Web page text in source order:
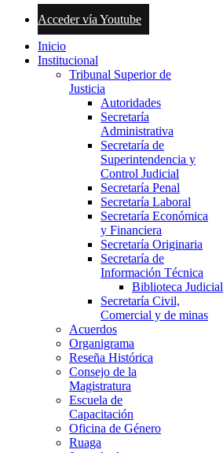
Acceder vía Youtube
Inicio
Institucional
Tribunal Superior de
Justicia
Autoridades
Secretaría
Administrativa
Secretaría de
Superintendencia y
Control Judicial
Secretaría Penal
Secretaría Laboral
Secretaría Económica
y Financiera
Secretaría Originaria
Secretaría de
Información Técnica
Biblioteca Judicial
Secretaría Civil,
Comercial y de minas
Acuerdos
Organigrama
Reseña Histórica
Consejo de la
Magistratura
Escuela de
Capacitación
Oficina de Género
Ruaga